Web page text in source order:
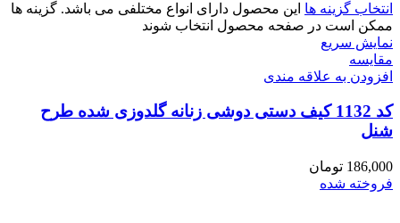
انتخاب گزینه ها این محصول دارای انواع مختلفی می باشد. گزینه ها
ممکن است در صفحه محصول انتخاب شوند
نمایش سریع
مقايسه
افزودن به علاقه مندی
کد 1132 کیف دستی دوشی زنانه گلدوزی شده طرح
شنل
186,000 تومان
فروخته شده